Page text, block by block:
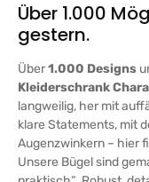
Tops, ohne dass
Einzigartiges Design
Größen 38 cm, 41 cm
Kleiderbügel die
Bekleidung. Die
Eleganz des roh
Buchenholzes oder
klassischem
Ihren Kleiderschrank
Eigenschaften im
hochwertigem
Über 1.000
gestern.
Über1.000 Designs
Kleiderschrank
langweilig, her mit
klare Statements, mit
Augenzwinkern – hier
Unsere Bügel sind